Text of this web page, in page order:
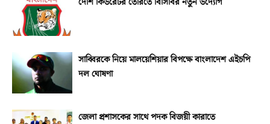
সাব্বিরকে নিয়ে মালয়েশিয়ার বিপক্ষে বাংলাদেশ এইচপি
দল ঘোষণা
জেলা প্রশাসকের সাথে পদক বিজয়ী কারাতে